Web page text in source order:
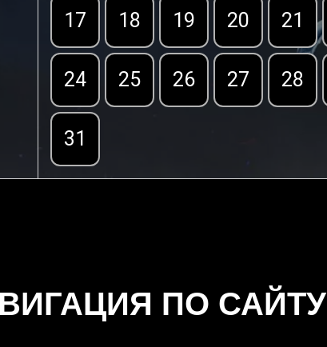
17 18 19 20 21
24 25 26 27 28
31
ПО САЙТУ